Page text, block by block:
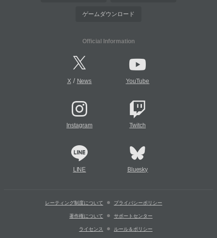
ゲームダウンロード
Official Information
X/ News YouTube
Instagram Twitch
LINE Bluesky
レーティング制度について プライバシーポリシー
著作権について サポートセンター
ライセンス ルール＆ポリシー